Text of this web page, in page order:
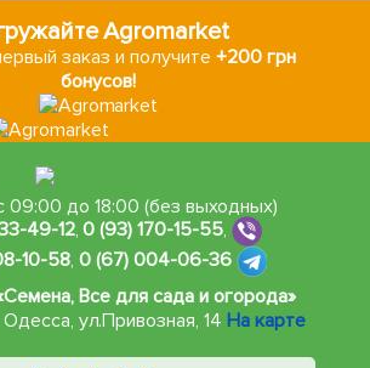
Agromarket
заказ и получите +200 грн
бонусов!
09:00 до 18:00 (без выходных)
49-12,0 (93) 170-15-55,
10-58, 0 (67) 004-06-36
Все для сада и огорода»
Одесса, ул.Привозная, 14 На карте